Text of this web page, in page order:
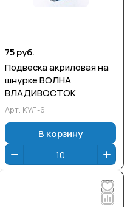
75 руб.
Подвеска акриловая на
шнурке ВОЛНА
ВЛАДИВОСТОК
Арт. КУЛ-6
В корзину